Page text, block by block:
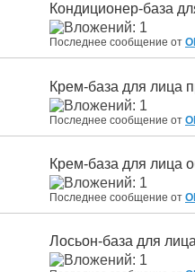
Кондиционер-база
Последнее сообщение от
Крем-база для лица
Последнее сообщение от
Крем-база для лица
Последнее сообщение от
Лосьон-база для